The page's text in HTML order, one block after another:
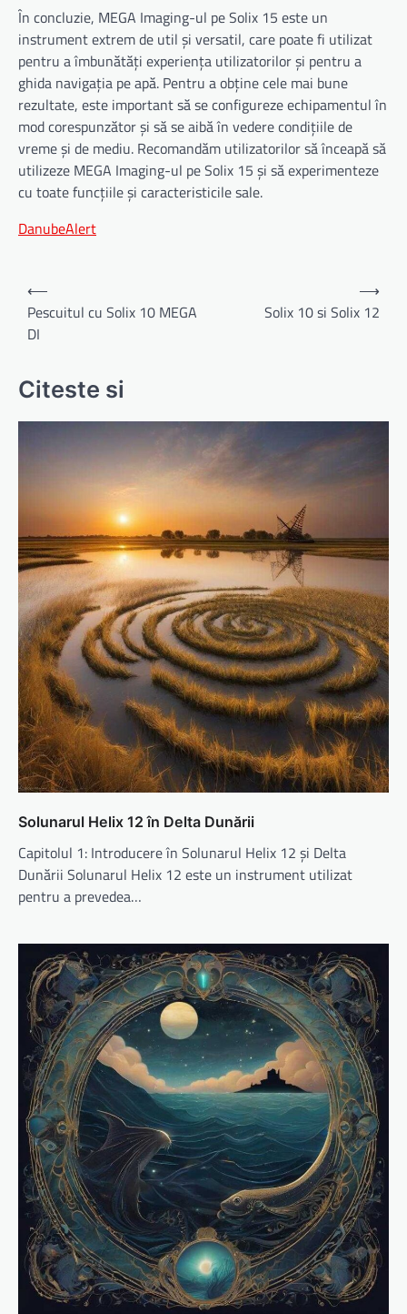
În concluzie, MEGA Imaging-ul pe Solix 15 este un
instrument extrem de util și versatil, care poate fi utilizat
pentru a îmbunătăți experiența utilizatorilor și pentru a
ghida navigația pe apă. Pentru a obține cele mai bune
rezultate, este important să se configureze echipamentul în
mod corespunzător și să se aibă în vedere condițiile de
vreme și de mediu. Recomandăm utilizatorilor să înceapă să
utilizeze MEGA Imaging-ul pe Solix 15 și să experimenteze
cu toate funcțiile și caracteristicile sale.
DanubeAlert
Navigare
în
articole
⟵
Pescuitul cu Solix 10 MEGA
DI
Solix 10 si Solix 12
⟶
Citeste si
Solunarul Helix 12 în Delta Dunării
Capitolul 1: Introducere în Solunarul Helix 12 și Delta
Dunării Solunarul Helix 12 este un instrument utilizat
pentru a prevedea…